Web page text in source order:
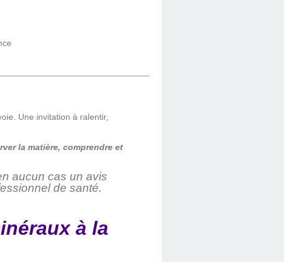
Une invitation à ralentir,
la matière, comprendre et
aucun cas un avis
de santé.
à la